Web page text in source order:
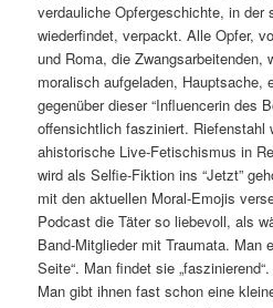
verdauliche Opfergeschichte, in der
wiederfindet, verpackt. Alle Opfer,
und Roma, die Zwangsarbeitenden,
moralisch aufgeladen, Hauptsache,
gegenüber dieser “Influencerin des
offensichtlich fasziniert. Riefenstahl
ahistorische Live-Fetischismus in
wird als Selfie-Fiktion ins “Jetzt”
mit den aktuellen Moral-Emojis
Podcast die Täter so liebevoll, als
Band-Mitglieder mit Traumata. Man
Seite“. Man findet sie
Man gibt ihnen fast schon eine